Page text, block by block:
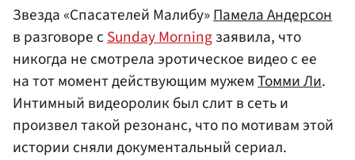
Звезда «Спасателей Малибу»Памела Андерсон
в разговоре сSunday Morningзаявила, что
никогда не смотрела эротическое видео с ее
на тот момент действующим мужемТомми Ли.
Интимный видеоролик был слит в сеть и
произвел такой резонанс, что по мотивам этой
истории сняли документальный сериал.